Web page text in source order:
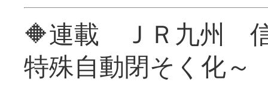
🔶連載 ＪＲ九州 信
特殊自動閉そく化～